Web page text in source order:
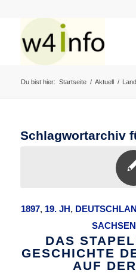
Du bist hier: Startseite / Aktuell /
Schlagwortarchiv
1897, 19. JH,
DAS
GESCHICHTE
AUF